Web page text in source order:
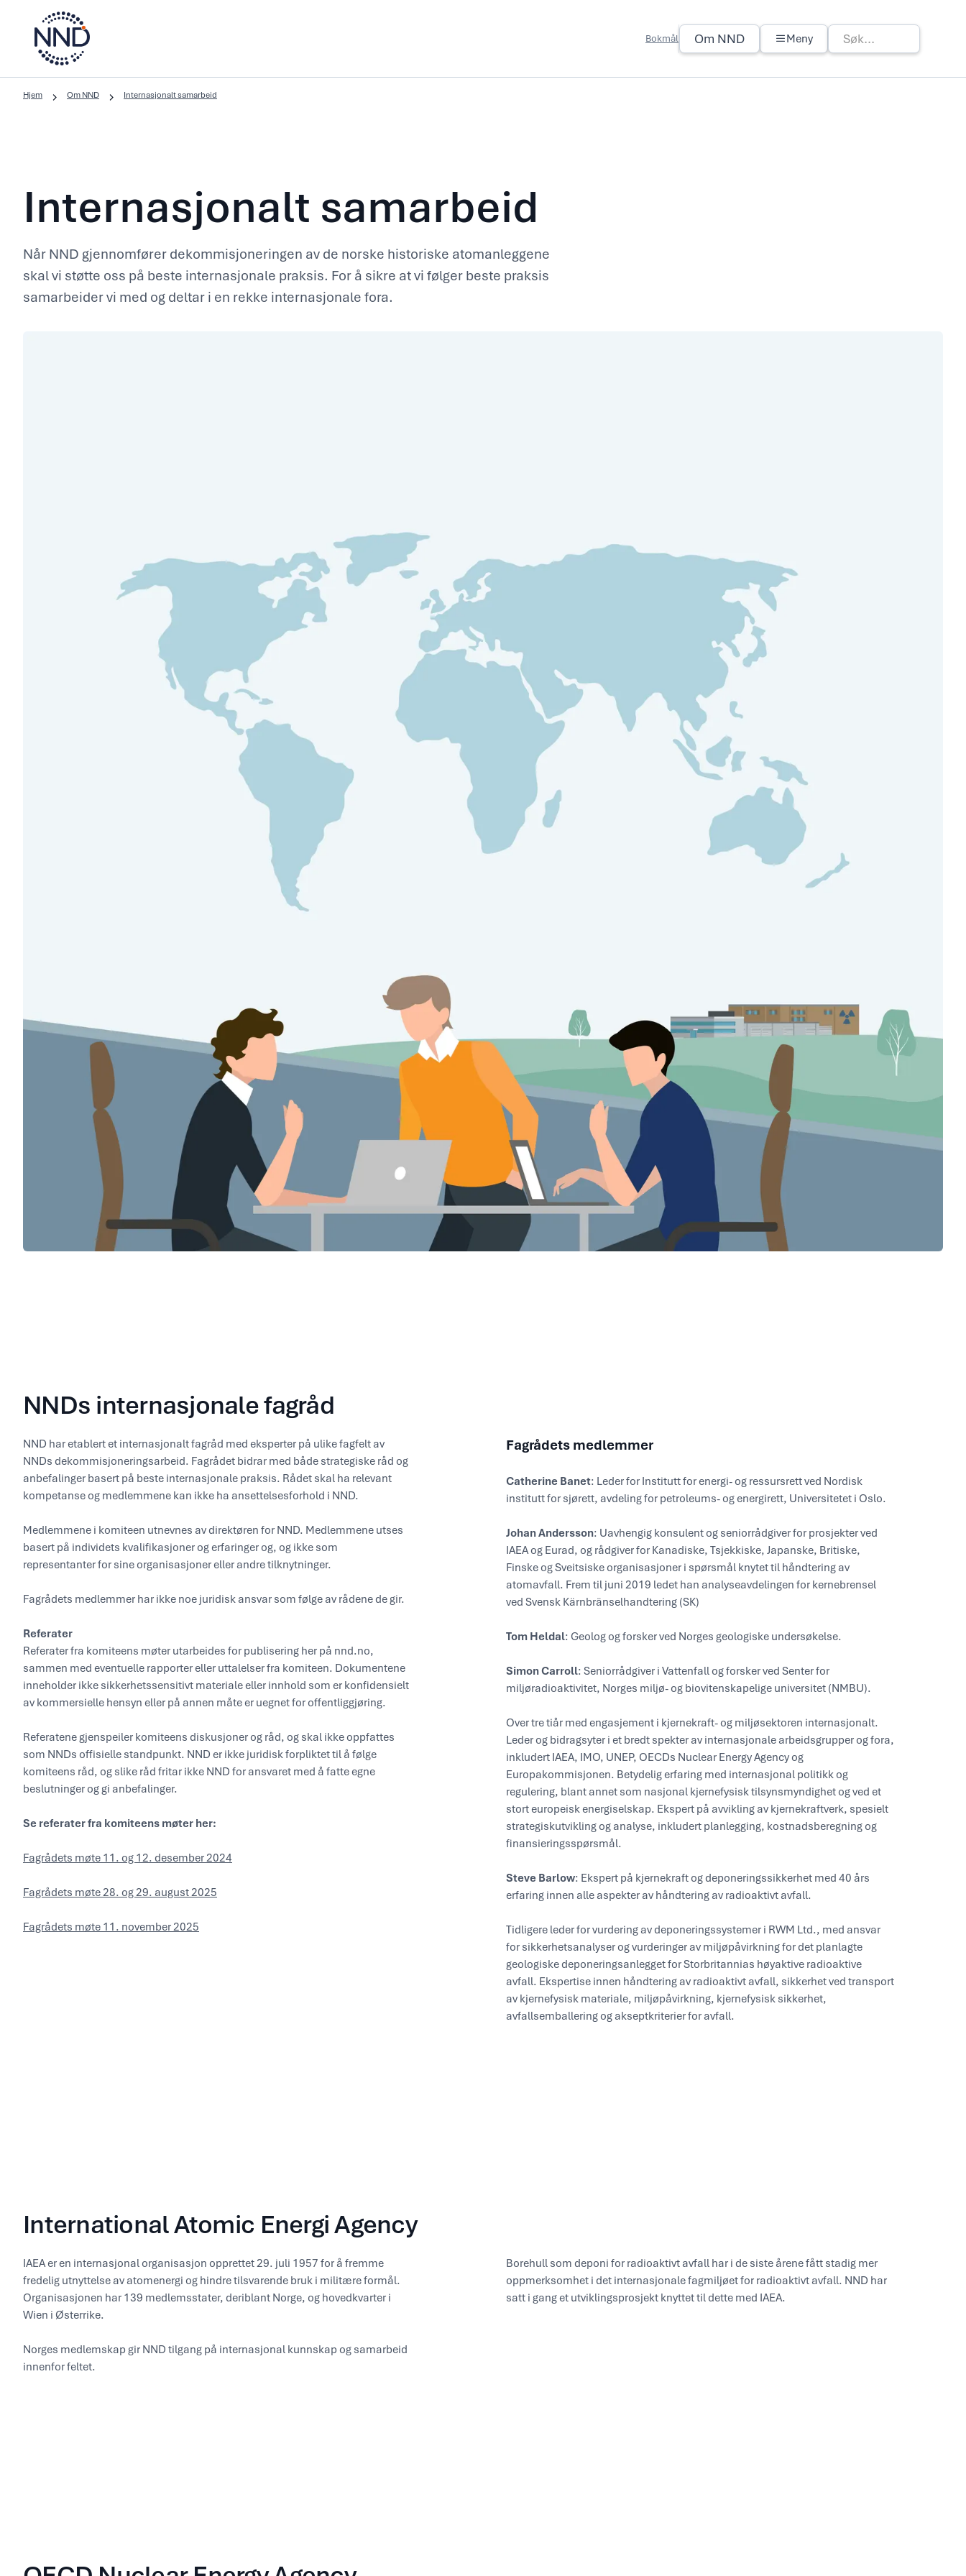
Bokmål Om NND Meny
Hjem Om NND Internasjonalt samarbeid
Internasjonalt samarbeid
Når NND gjennomfører dekommisjoneringen av de norske historiske atomanleggene
skal vi støtte oss på beste internasjonale praksis. For å sikre at vi følger beste praksis
samarbeider vi med og deltar i en rekke internasjonale fora.
NNDs internasjonale fagråd
NND har etablert et internasjonalt fagråd med eksperter på ulike fagfelt av
NNDs dekommisjoneringsarbeid. Fagrådet bidrar med både strategiske råd og
anbefalinger basert på beste internasjonale praksis. Rådet skal ha relevant
kompetanse og medlemmene kan ikke ha ansettelsesforhold i NND.
Medlemmene i komiteen utnevnes av direktøren for NND. Medlemmene utses
basert på individets kvalifikasjoner og erfaringer og, og ikke som
representanter for sine organisasjoner eller andre tilknytninger.
Fagrådets medlemmer har ikke noe juridisk ansvar som følge av rådene de gir.
Referater
Referater fra komiteens møter utarbeides for publisering her på nnd.no,
sammen med eventuelle rapporter eller uttalelser fra komiteen. Dokumentene
inneholder ikke sikkerhetssensitivt materiale eller innhold som er konfidensielt
av kommersielle hensyn eller på annen måte er uegnet for offentliggjøring.
Referatene gjenspeiler komiteens diskusjoner og råd, og skal ikke oppfattes
som NNDs offisielle standpunkt. NND er ikke juridisk forpliktet til å følge
komiteens råd, og slike råd fritar ikke NND for ansvaret med å fatte egne
beslutninger og gi anbefalinger.
Se referater fra komiteens møter her:
Fagrådets møte 11. og 12. desember 2024
Fagrådets møte 28. og 29. august 2025
Fagrådets møte 11. november 2025
Fagrådets medlemmer
Catherine Banet: Leder for Institutt for energi- og ressursrett ved Nordisk
institutt for sjørett, avdeling for petroleums- og energirett, Universitetet i Oslo.
Johan Andersson: Uavhengig konsulent og seniorrådgiver for prosjekter ved
IAEA og Eurad, og rådgiver for Kanadiske, Tsjekkiske, Japanske, Britiske,
Finske og Sveitsiske organisasjoner i spørsmål knytet til håndtering av
atomavfall. Frem til juni 2019 ledet han analyseavdelingen for kernebrensel
ved Svensk Kärnbränselhandtering (SK)
Tom Heldal: Geolog og forsker ved Norges geologiske undersøkelse.
Simon Carroll: Seniorrådgiver i Vattenfall og forsker ved Senter for
miljøradioaktivitet, Norges miljø- og biovitenskapelige universitet (NMBU).
Over tre tiår med engasjement i kjernekraft- og miljøsektoren internasjonalt.
Leder og bidragsyter i et bredt spekter av internasjonale arbeidsgrupper og fora,
inkludert IAEA, IMO, UNEP, OECDs Nuclear Energy Agency og
Europakommisjonen. Betydelig erfaring med internasjonal politikk og
regulering, blant annet som nasjonal kjernefysisk tilsynsmyndighet og ved et
stort europeisk energiselskap. Ekspert på avvikling av kjernekraftverk, spesielt
strategiskutvikling og analyse, inkludert planlegging, kostnadsberegning og
finansieringsspørsmål.
Steve Barlow: Ekspert på kjernekraft og deponeringssikkerhet med 40 års
erfaring innen alle aspekter av håndtering av radioaktivt avfall.
Tidligere leder for vurdering av deponeringssystemer i RWM Ltd., med ansvar
for sikkerhetsanalyser og vurderinger av miljøpåvirkning for det planlagte
geologiske deponeringsanlegget for Storbritannias høyaktive radioaktive
avfall. Ekspertise innen håndtering av radioaktivt avfall, sikkerhet ved transport
av kjernefysisk materiale, miljøpåvirkning, kjernefysisk sikkerhet,
avfallsemballering og akseptkriterier for avfall.
International Atomic Energi Agency
IAEA er en internasjonal organisasjon opprettet 29. juli 1957 for å fremme
fredelig utnyttelse av atomenergi og hindre tilsvarende bruk i militære formål.
Organisasjonen har 139 medlemsstater, deriblant Norge, og hovedkvarter i
Wien i Østerrike.
Norges medlemskap gir NND tilgang på internasjonal kunnskap og samarbeid
innenfor feltet.
Borehull som deponi for radioaktivt avfall har i de siste årene fått stadig mer
oppmerksomhet i det internasjonale fagmiljøet for radioaktivt avfall. NND har
satt i gang et utviklingsprosjekt knyttet til dette med IAEA.